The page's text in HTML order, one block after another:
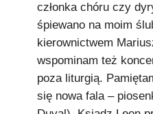
członka chóru czy
śpiewano na moim
kierownictwem
wspominam też
poza liturgią.
się nowa fala –